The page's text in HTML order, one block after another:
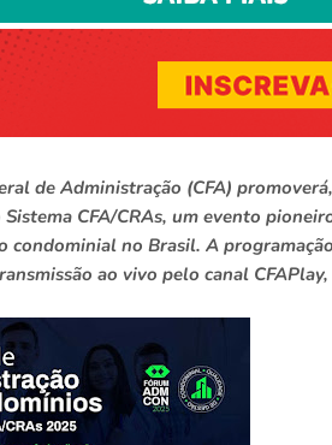
de Administração (CFA)
CFA/CRAs, um evento
condominial no Brasil. A
ao vivo pelo canal